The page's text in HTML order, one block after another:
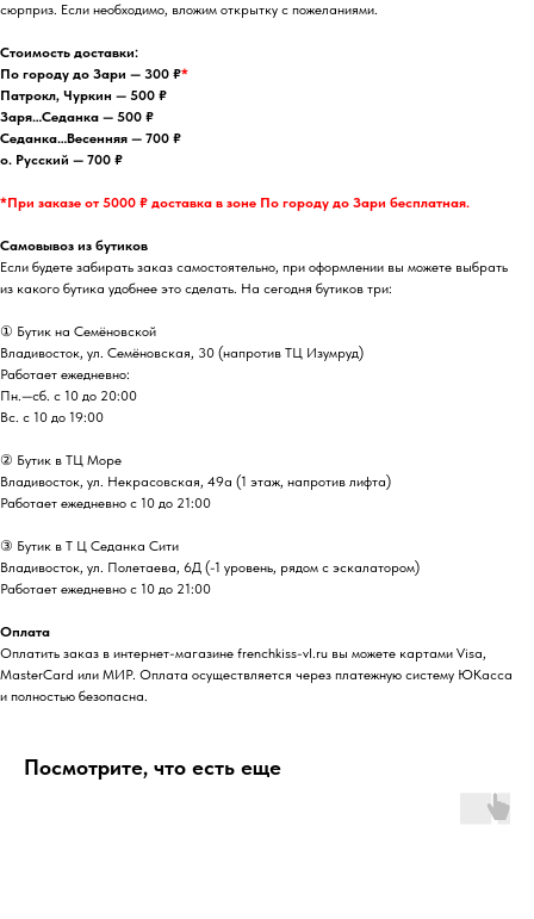
сюрприз. Если необходимо, вложим открытку с пожеланиями.
Стоимость доставки:
По городу до Зари — 300 ₽*
Патрокл, Чуркин — 500 ₽
Заря…Седанка — 500 ₽
Седанка…Весенняя — 700 ₽
о. Русский — 700 ₽
*При заказе от 5000 ₽ доставка в зоне По городу до Зари бесплатная.
Самовывоз из бутиков
Если будете забирать заказ самостоятельно, при оформлении вы можете выбрать
из какого бутика удобнее это сделать. На сегодня бутиков три:
① Бутик на Семёновской
Владивосток, ул. Семёновская, 30 (напротив ТЦ Изумруд)
Работает ежедневно:
Пн.—сб. с 10 до 20:00
Вс. с 10 до 19:00
② Бутик в ТЦ Море
Владивосток, ул. ​Некрасовская, 49а (1 этаж, напротив лифта)
Работает ежедневно с 10 до 21:00
③ Бутик в Т Ц Седанка Сити
Владивосток, ул. Полетаева, 6Д (-1 уровень, рядом с эскалатором)
Работает ежедневно с 10 до 21:00
Оплата
Оплатить заказ в интернет-магазине frenchkiss-vl.ru вы можете картами Visa,
MasterCard или МИР. Оплата осуществляется через платежную систему ЮКасса
и полностью безопасна.
Посмотрите, что есть еще